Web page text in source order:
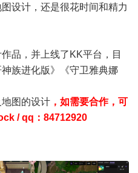
设计，还是很花时间和精力
品，并上线了KK平台，目
族进化版》《守卫雅典娜
图的设计 ，如需要合作，可
/ qq：84712920